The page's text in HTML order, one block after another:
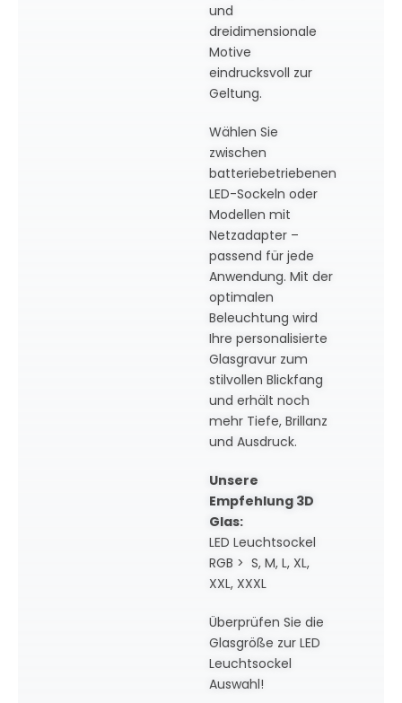
und
dreidimensionale
Motive
eindrucksvoll zur
Geltung.
Wählen Sie
zwischen
batteriebetriebenen
LED-Sockeln oder
Modellen mit
Netzadapter –
passend für jede
Anwendung. Mit der
optimalen
Beleuchtung wird
Ihre personalisierte
Glasgravur zum
stilvollen Blickfang
und erhält noch
mehr Tiefe, Brillanz
und Ausdruck.
Unsere
Empfehlung 3D
Glas:
LED Leuchtsockel
RGB > S, M, L, XL,
XXL, XXXL
Überprüfen Sie die
Glasgröße zur LED
Leuchtsockel
Auswahl!